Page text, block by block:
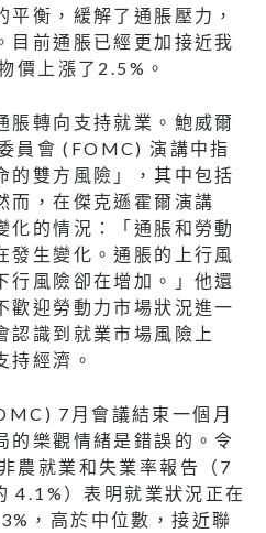
衡，緩解了通脹壓力，
目前通脹已經更加接近我
價上漲了2.5%。
脹轉向支持就業。鮑威爾
員會 (FOMC) 演講中指
的雙方風險」，其中包括
而，在傑克遜霍爾演講
化的情況：「通脹和勞動
發生變化。通脹的上行風
行風險卻在增加。」他還
歡迎勞動力市場狀況進一
認識到就業市場風險上
持經濟。
7月會議結束一個月
的樂觀情緒是錯誤的。令
農就業和失業率報告（7
4.1%）表明就業狀況正在
，高於中位數，接近聯